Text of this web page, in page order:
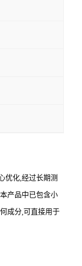
优化,经过长期测
产品中已包含小
成分,可直接用于